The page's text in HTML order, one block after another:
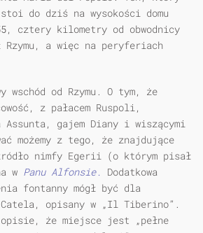
do dziś na wysokości domu
cztery kilometry od obwodnicy
Rzymu, a więc na peryferiach
wschód od Rzymu. O tym, że
z pałacem Ruspoli,
Assunta, gajem Diany i wiszącymi
możemy z tego, że znajdujące
nimfy Egerii (o którym pisał
w Panu Alfonsie. Dodatkowa
fontanny mógł być dla
Catela, opisany w „Il Tiberino”.
opisie, że miejsce jest „pełne